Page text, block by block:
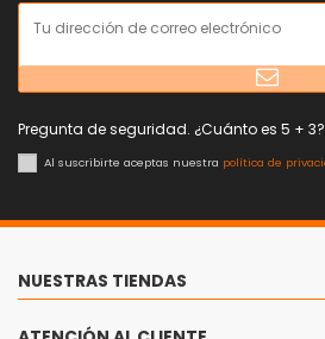
Pregunta de seguridad. ¿Cuánto es 5 + 3?
Al suscribirte aceptas nuestra política de
NUESTRAS TIENDAS